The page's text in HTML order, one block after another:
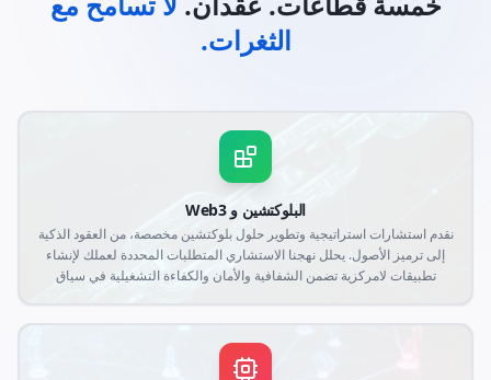
الثغرات.
البلوكتشين و Web3
نقدم استشارات استراتيجية وتطوير حلول بلوكتشين مخصصة، من العقود الذكية
إلى ترميز الأصول. يحلل نهجنا الاستشاري المتطلبات المحددة لعملك لإنشاء
تطبيقات لامركزية تضمن الشفافية والأمان والكفاءة التشغيلية في سياق